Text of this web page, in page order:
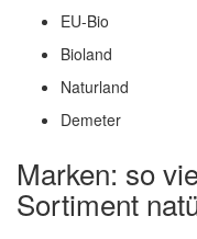
EU-Bio
Bioland
Naturland
Demeter
Marken: so
Sortiment